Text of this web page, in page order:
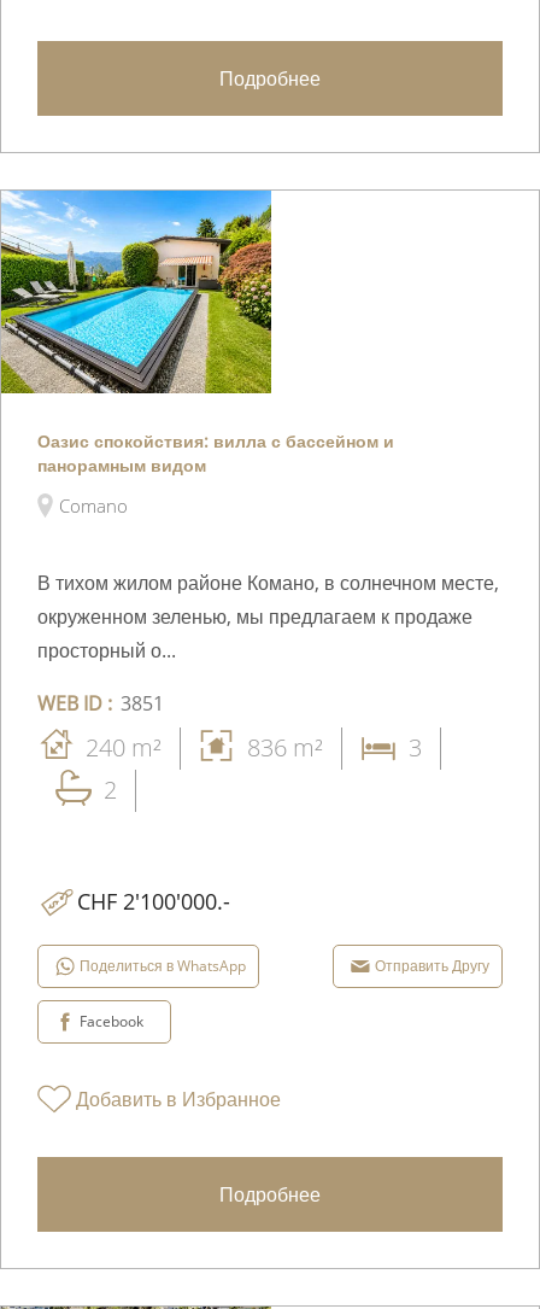
Подробнее
Оазис спокойствия: вилла с бассейном и
панорамным видом
Comano
В тихом жилом районе Комано, в солнечном месте,
окруженном зеленью, мы предлагаем к продаже
просторный о...
WEB ID : 3851
240 m² 836 m²
3
2
CHF 2'100'000.-
Поделиться в WhatsApp Отправить Другу
Facebook
Добавить в Избранное
Подробнее